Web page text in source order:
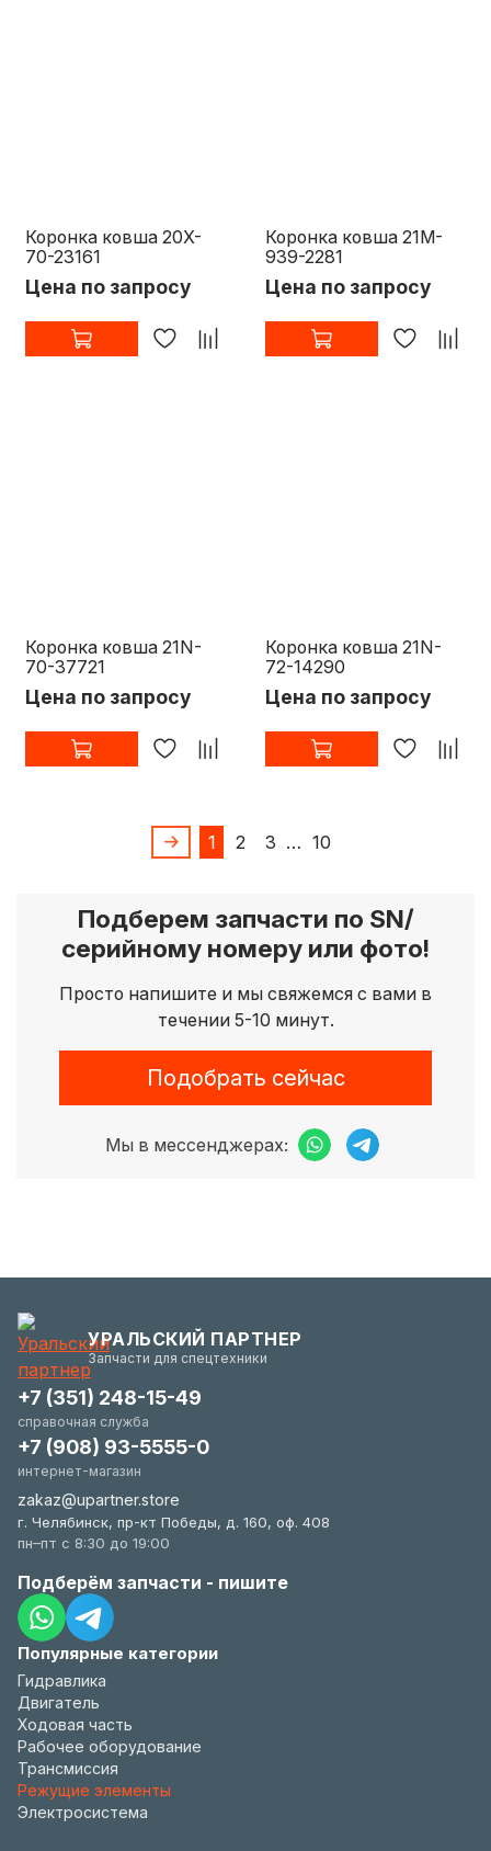
Коронка ковша 20X-
70-23161
Цена по запросу
Коронка ковша 21M-
939-2281
Цена по запросу
Коронка ковша 21N-
70-37721
Цена по запросу
Коронка ковша 21N-
72-14290
Цена по запросу
1 2 3 … 10
Подберем запчасти по SN/
серийному номеру или фото!
Просто напишите и мы свяжемся с вами в
течении 5-10 минут.
Подобрать сейчас
Мы в мессенджерах:
УРАЛЬСКИЙ ПАРТНЕР
Запчасти для спецтехники
Популярные категории
Гидравлика
Двигатель
Ходовая часть
Рабочее оборудование
Трансмиссия
Режущие элементы
Электросистема
+7 (351) 248-15-49
справочная служба
+7 (908) 93-5555-0
интернет-магазин
zakaz@upartner.store
г. Челябинск, пр-кт Победы, д. 160, оф. 408
пн–пт с 8:30 до 19:00
Подберём запчасти - пишите